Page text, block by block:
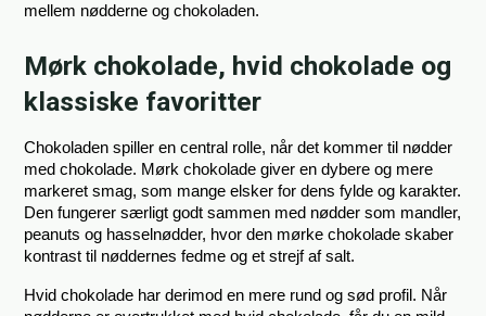
mellem nødderne og chokoladen.
Mørk chokolade, hvid chokolade og
klassiske favoritter
Chokoladen spiller en central rolle, når det kommer til nødder
med chokolade. Mørk chokolade giver en dybere og mere
markeret smag, som mange elsker for dens fylde og karakter.
Den fungerer særligt godt sammen med nødder som mandler,
peanuts og hasselnødder, hvor den mørke chokolade skaber
kontrast til nøddernes fedme og et strejf af salt.
Hvid chokolade har derimod en mere rund og sød profil. Når